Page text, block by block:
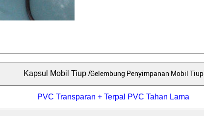
Kapsul Mobil Tiup /Gelembung Penyimpanan Mobil Tiup
PVC Transparan + Terpal PVC Tahan Lama